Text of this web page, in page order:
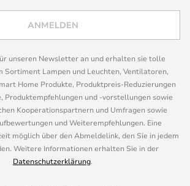
ANMELDEN
unseren Newsletter an und erhalten sie tolle
Sortiment Lampen und Leuchten, Ventilatoren,
Home Produkte, Produktpreis-Reduzierungen
Produktempfehlungen und -vorstellungen sowie
Kooperationspartnern und Umfragen sowie
und Weiterempfehlungen. Eine
möglich über den Abmeldelink, den Sie in jedem
Weitere Informationen erhalten Sie in der
Datenschutzerklärung.